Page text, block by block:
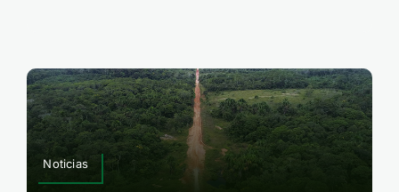
Noticias